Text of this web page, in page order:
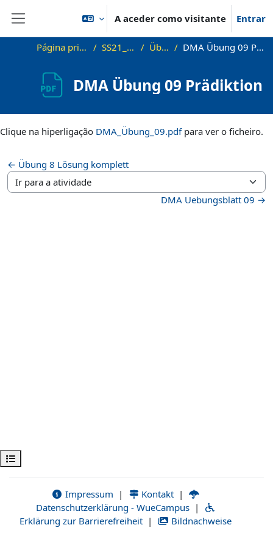
Ir para o conteúdo principal
A aceder como visitante Entrar
Abrir índice da disciplina
Página principal SS21_DMA Übung DMA Übung 09 Prädiktion
DMA Übung 09 Prädiktion
Clique na hiperligação DMA_Übung_09.pdfpara ver o ficheiro.
← Übung 8 Lösung komplett
Ir para a atividade
DMA Uebungsblatt 09 →
Impressum | Kontakt |
Datenschutzerklärung - WueCampus |
Erklärung zur Barrierefreiheit | Bildnachweise